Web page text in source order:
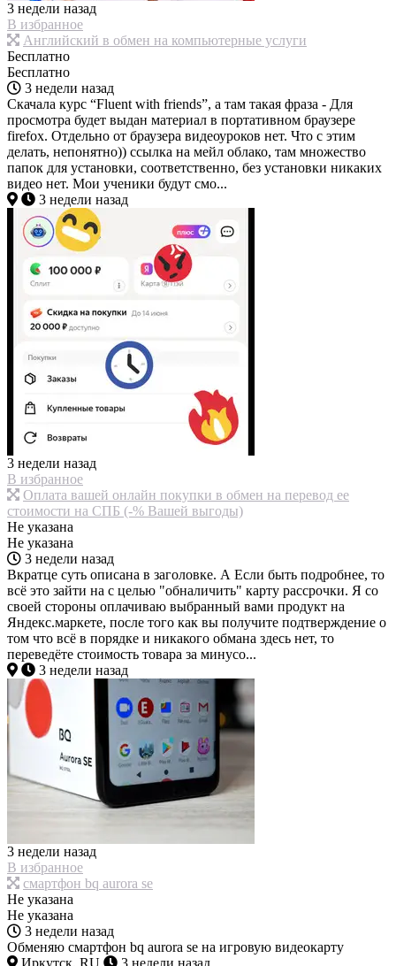
3 недели назад
В избранное
Английский в обмен на компьютерные услуги
Бесплатно
Бесплатно
3 недели назад
Скачала курс “Fluent with friends”, а там такая фраза - Для
просмотра будет выдан материал в портативном браузере
firefox. Отдельно от браузера видеоуроков нет. Что с этим
делать, непонятно)) ссылка на мейл облако, там множество
папок для установки, соответственно, без установки никаких
видео нет. Мои ученики будут смо...
3 недели назад
3 недели назад
В избранное
Оплата вашей онлайн покупки в обмен на перевод ее
стоимости на СПБ (-% Вашей выгоды)
Не указана
Не указана
3 недели назад
Вкратце суть описана в заголовке. А Если быть подробнее, то
всё это зайти на с целью "обналичить" карту рассрочки. Я со
своей стороны оплачиваю выбранный вами продукт на
Яндекс.маркете, после того как вы получите подтверждение о
том что всё в порядке и никакого обмана здесь нет, то
переведёте стоимость товара за минусо...
3 недели назад
3 недели назад
В избранное
смартфон bq aurora se
Не указана
Не указана
3 недели назад
Обменяю смартфон bq aurora se на игровую видеокарту
Иркутск, RU
3 недели назад